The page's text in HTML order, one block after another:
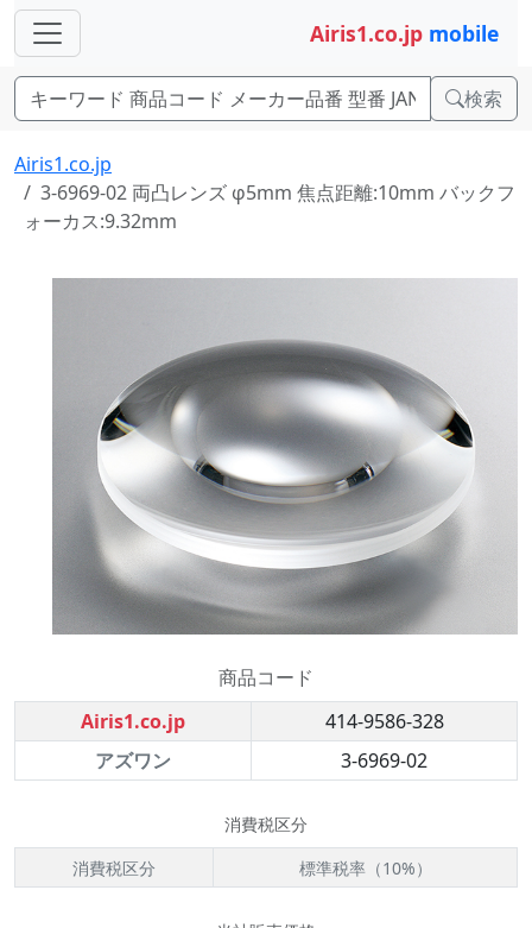
Airis1.co.jp mobile
検索
Airis1.co.jp
3-6969-02 両凸レンズ φ5mm 焦点距離:10mm バックフ
ォーカス:9.32mm
商品コード
Airis1.co.jp
414-9586-328
アズワン
3-6969-02
消費税区分
消費税区分
標準税率（10%）